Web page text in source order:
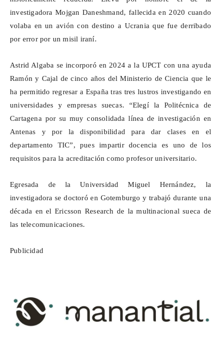
investigadoraMojgan Daneshmand, fallecida en 2020 cuando
volaba en un avión con destino a Ucrania que fue derribado
por error por un misil iraní.
Astrid Algaba se incorporó en 2024 a la UPCT con una ayuda
Ramón y Cajal de cinco años del Ministerio de Ciencia que le
ha permitido regresar a España tras tres lustros investigando en
universidades y empresas suecas. “Elegí la Politécnica de
Cartagena por su muy consolidada línea de investigación en
Antenas y por la disponibilidad para dar clases en el
departamento TIC”, pues impartir docencia es uno de los
requisitos para la acreditación como profesor universitario.
Egresada de la Universidad Miguel Hernández, la
investigadora se doctoró en Gotemburgo y trabajó durante una
década en el Ericsson Research de la multinacional sueca de
las telecomunicaciones.
Publicidad